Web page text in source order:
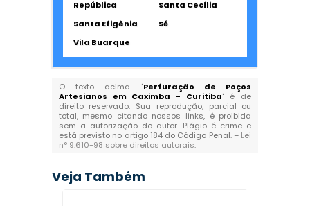
República
Santa Cecília
Santa Efigênia
Sé
Vila Buarque
O texto acima "Perfuração de Poços
Artesianos em Caximba - Curitiba" é de
direito reservado. Sua reprodução, parcial ou
total, mesmo citando nossos links, é proibida
sem a autorização do autor. Plágio é crime e
está previsto no artigo 184 do Código Penal. – Lei
n° 9.610-98 sobre direitos autorais.
Veja Também